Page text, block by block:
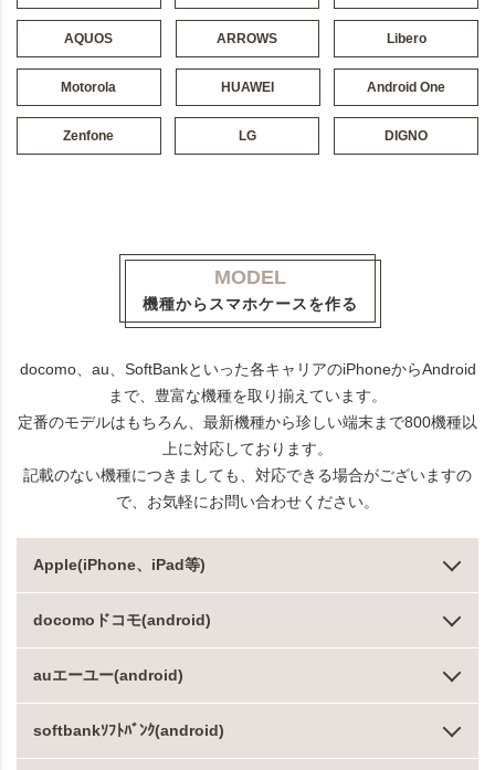
AQUOS ARROWS Libero
Motorola HUAWEI Android One
Zenfone LG DIGNO
MODEL
機種からスマホケースを作る
docomo、au、SoftBankといった各キャリアのiPhoneからAndroid
まで、豊富な機種を取り揃えています。
定番のモデルはもちろん、最新機種から珍しい端末まで800機種以
上に対応しております。
記載のない機種につきましても、対応できる場合がございますの
で、お気軽にお問い合わせください。
Apple(iPhone、iPad等)
docomoドコモ(android)
auエーユー(android)
softbankｿﾌﾄﾊﾞﾝｸ(android)